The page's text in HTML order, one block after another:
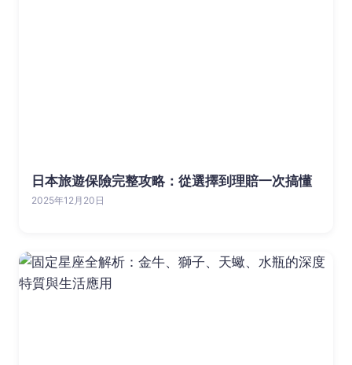
日本旅遊保險完整攻略：從選擇到理賠一次搞懂
2025年12月20日